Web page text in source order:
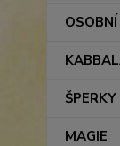
MAGIE